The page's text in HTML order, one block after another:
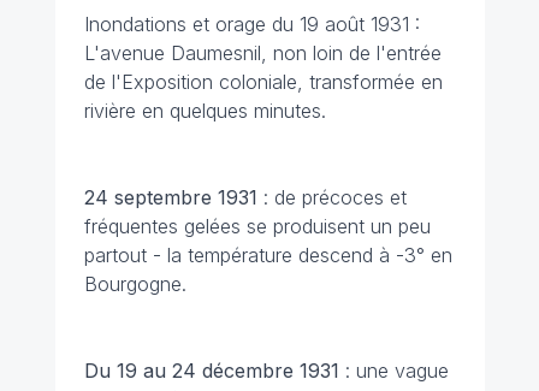
Inondations et orage du 19 août 1931 :
L'avenue Daumesnil, non loin de l'entrée
de l'Exposition coloniale, transformée en
rivière en quelques minutes.
24 septembre 1931 : de précoces et
fréquentes gelées se produisent un peu
partout - la température descend à -3° en
Bourgogne.
Du 19 au 24 décembre 1931 : une vague